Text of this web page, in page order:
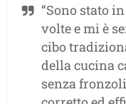
“Sono stato
volte e mi è
cibo
della cucina
senza